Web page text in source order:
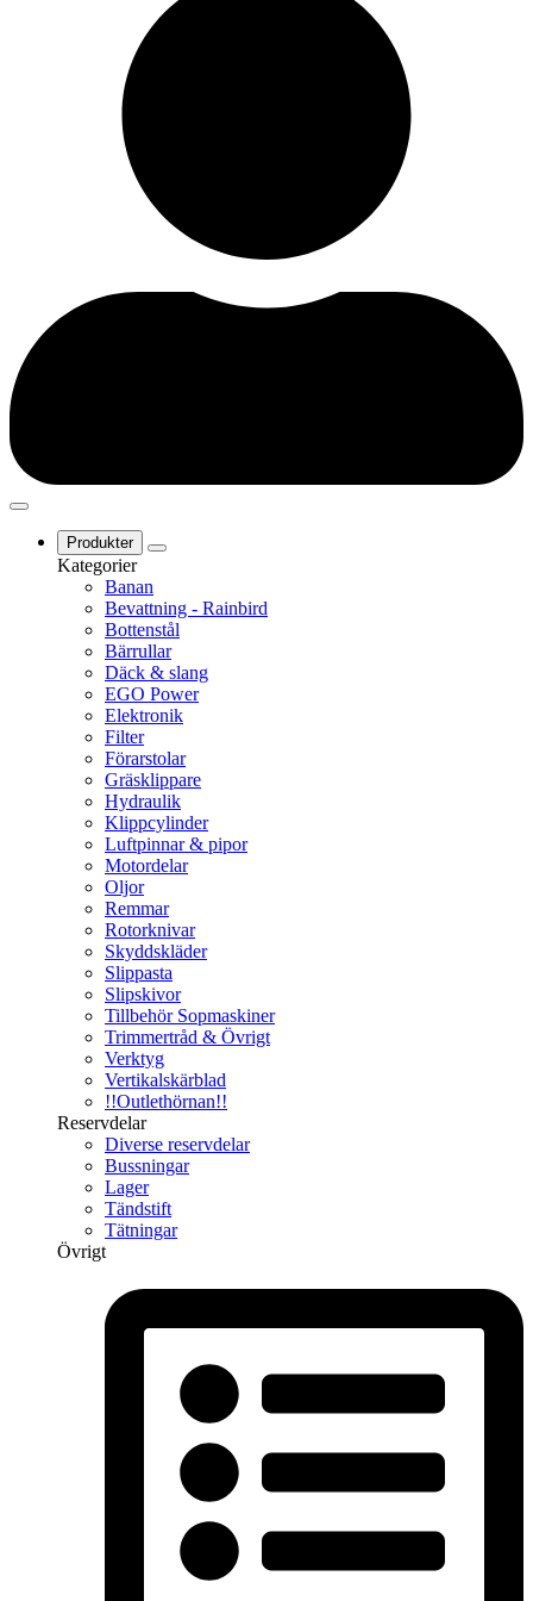
Produkter
Kategorier
Banan
Bevattning - Rainbird
Bottenstål
Bärrullar
Däck & slang
EGO Power
Elektronik
Filter
Förarstolar
Gräsklippare
Hydraulik
Klippcylinder
Luftpinnar & pipor
Motordelar
Oljor
Remmar
Rotorknivar
Skyddskläder
Slippasta
Slipskivor
Tillbehör Sopmaskiner
Trimmertråd & Övrigt
Verktyg
Vertikalskärblad
!!Outlethörnan!!
Reservdelar
Diverse reservdelar
Bussningar
Lager
Tändstift
Tätningar
Övrigt